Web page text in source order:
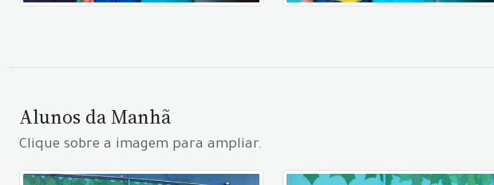
Alunos da Manhã
Clique sobre a imagem para ampliar.